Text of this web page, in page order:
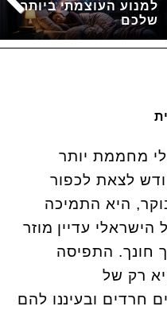
למנוע העוצמתי ביותר
שלכם
מחממת יותר
לצאת לכפור
היא התמיכה
עדיין מוזר
חונך. התפיסה
רק של
חרדים ובעיננו להם